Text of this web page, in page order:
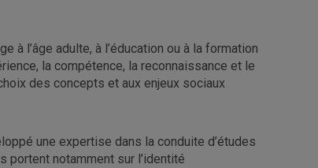
l’âge adulte, à l’éducation ou à la formation
la compétence, la reconnaissance et le
des concepts et aux enjeux sociaux
une expertise dans la conduite d’études
portent notamment sur l’identité